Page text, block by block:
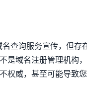
查询服务宣传，但存
是域名注册管理机构
权威，甚至可能导致